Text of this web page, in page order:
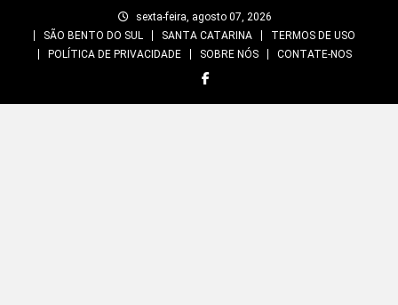
sexta-feira, agosto 07, 2026
SÃO BENTO DO SUL
SANTA CATARINA
TERMOS DE USO
POLÍTICA DE PRIVACIDADE
SOBRE NÓS CONTATE-NOS